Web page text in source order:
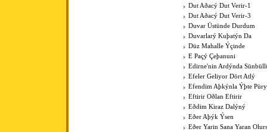
Dut Aðacý Dut Verir-1
Dut Aðacý Dut Verir-3
Duvar Üstünde Durdum
Duvarlarý Kuþatýn Da
Düz Mahalle Ýçinde
E Paçý Çeþanuni
Edirne'nin Ardýnda
Efeler Geliyor Dört Atlý
Efendim Aþkýnla Ýþte
Eftirir Oðlan Eftirir
Eðdim Kiraz Dalýný
Eðer Aþýk Ýsen
Eðer Yarin Sana Yaran